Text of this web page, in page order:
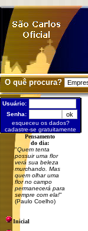
O quê procura?
Usuário:
Senha:
esqueceu os dados?
cadastre-se gratuitamente
Pensamento
do dia:
"Quem tenta
possuir uma flor
verá sua beleza
murchando. Mas
quem olhar uma
flor no campo
permanecerá para
sempre com ela!"
(Paulo Coelho)
Inicial